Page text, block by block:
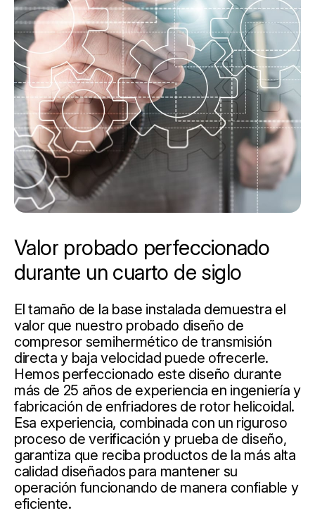
Valor probado perfeccionado
durante un cuarto de siglo
El tamaño de la base instalada demuestra el
valor que nuestro probado diseño de
compresor semihermético de transmisión
directa y baja velocidad puede ofrecerle.
Hemos perfeccionado este diseño durante
más de 25 años de experiencia en ingeniería y
fabricación de enfriadores de rotor helicoidal.
Esa experiencia, combinada con un riguroso
proceso de verificación y prueba de diseño,
garantiza que reciba productos de la más alta
calidad diseñados para mantener su
operación funcionando de manera confiable y
eficiente.